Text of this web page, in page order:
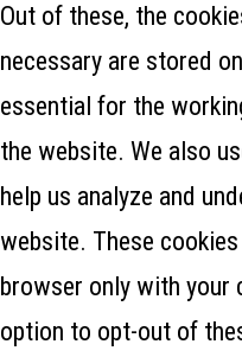
Out of these, the
necessary are stored
essential for the
the website. We also
help us analyze and
website. These
browser only with your
option to opt-out of